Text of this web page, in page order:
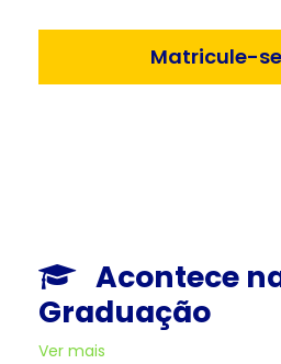
Matricule-
Acontece
Graduação
Ver mais